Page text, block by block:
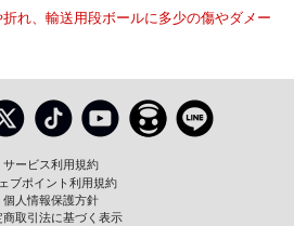
れ、輸送用段ボールに多少の傷やダメー
サービス利用規約
ブポイント利用規約
個人情報保護方針
商取引法に基づく表示